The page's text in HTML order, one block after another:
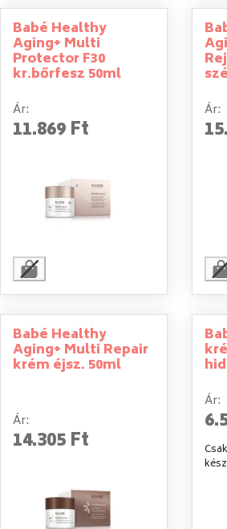
Babé Healthy
Aging+ Multi
Protector F30
kr.bőrfesz 50ml
Ár:
11.869 Ft
Ár:
Babé Healthy
Aging+ Multi Repair
krém éjsz. 50ml
Ár:
14.305 Ft
Ár: